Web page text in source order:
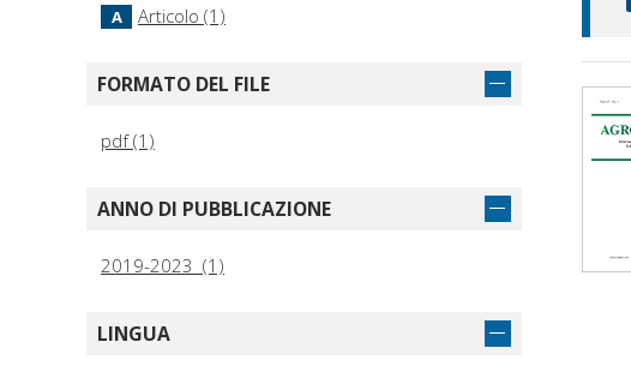
A Articolo (1)
FORMATO DEL FILE
pdf (1)
ANNO DI PUBBLICAZIONE
2019-2023 (1)
LINGUA